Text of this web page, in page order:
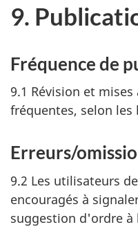
9.
Fréquence de
9.1 Révision et
fréquentes, selon les
Erreurs/
9.2 Les utilisateurs
encouragés à
suggestion d'ordre